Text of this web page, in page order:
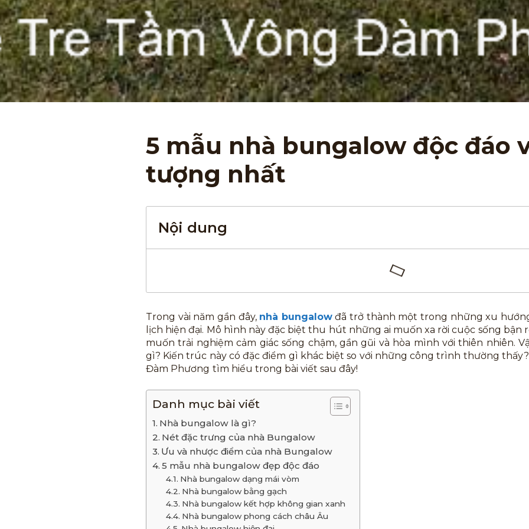
5 mẫu nhà bungalow độc đáo
tượng nhất
Nội dung
Trong vài năm gần đây, nhà bungalow đã trở thành một trong những xu
lịch hiện đại. Mô hình này đặc biệt thu hút những ai muốn xa rời cuộc sống bận
muốn trải nghiệm cảm giác sống chậm, gần gũi và hòa mình với thiên nhiên.
gì? Kiến trúc này có đặc điểm gì khác biệt so với những công trình thường
Đàm Phương tìm hiểu trong bài viết sau đây!
Danh mục bài viết
Nhà bungalow là gì?
Nét đặc trưng của nhà Bungalow
Ưu và nhược điểm của nhà Bungalow
5 mẫu nhà bungalow đẹp độc đáo
Nhà bungalow dạng mái vòm
Nhà bungalow bằng gạch
Nhà bungalow kết hợp không gian xanh
Nhà bungalow phong cách châu Âu